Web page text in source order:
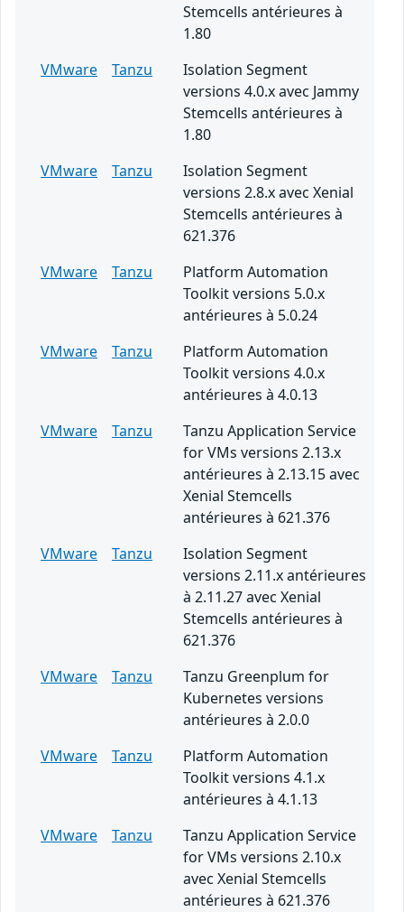
Stemcells antérieures à
1.80
VMware
Tanzu
Isolation Segment
versions 4.0.x avec Jammy
Stemcells antérieures à
1.80
VMware
Tanzu
Isolation Segment
versions 2.8.x avec Xenial
Stemcells antérieures à
621.376
VMware
Tanzu
Platform Automation
Toolkit versions 5.0.x
antérieures à 5.0.24
VMware
Tanzu
Platform Automation
Toolkit versions 4.0.x
antérieures à 4.0.13
VMware
Tanzu
Tanzu Application Service
for VMs versions 2.13.x
antérieures à 2.13.15 avec
Xenial Stemcells
antérieures à 621.376
VMware
Tanzu
Isolation Segment
versions 2.11.x antérieures
à 2.11.27 avec Xenial
Stemcells antérieures à
621.376
VMware
Tanzu
Tanzu Greenplum for
Kubernetes versions
antérieures à 2.0.0
VMware
Tanzu
Platform Automation
Toolkit versions 4.1.x
antérieures à 4.1.13
VMware
Tanzu
Tanzu Application Service
for VMs versions 2.10.x
avec Xenial Stemcells
antérieures à 621.376